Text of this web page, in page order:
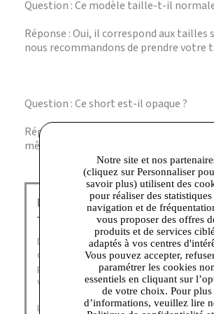
Question : Ce modèle taille-t-il
Réponse : Oui, il correspond aux tailles
nous recommandons de prendre votre
Question : Ce short est-il opaque ?
Réponse : Oui, le tissu garantit une
même en mouvement.
Dim Outlet Corbeil :
Depuis plus de soixante ans, DIM fait
des français, désignée à nouveau comme
préférée en janvier 2021 (catégories
vêtements homme et lingerie).
La Family DIM aime la liberté, de corps et
Notre site et nos
(cliquez sur Personnaliser
savoir plus) utilisent des
pour réaliser des statistiques
navigation et de
vous proposer des offres
produits et de services
adaptés à vos centres
Vous pouvez accepter,
paramétrer les cookies
essentiels en cliquant sur
de votre choix. Pour plus
d’informations, veuillez lire